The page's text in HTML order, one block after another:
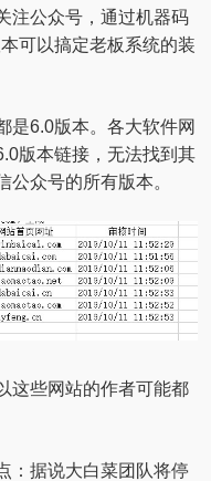
注公众号，通过机器码
可以搞定老板系统的装
是6.0版本。各大软件网
版本链接，无法找到其
众号的所有版本。
这些网站的作者可能都
：据说大白菜团队将停